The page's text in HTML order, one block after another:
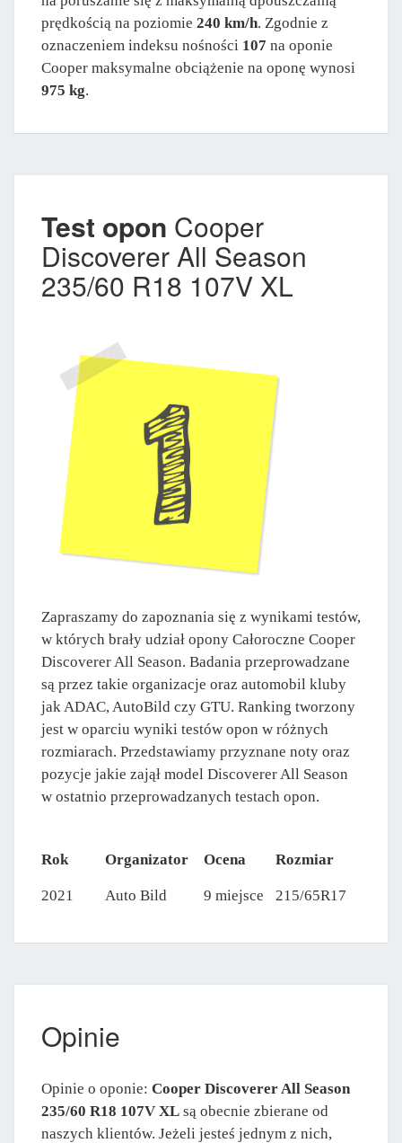
prędkością na poziomie 240 km/h. Zgodnie z
oznaczeniem indeksu nośności 107 na oponie
Cooper maksymalne obciążenie na oponę wynosi
975 kg.
Test opon Cooper
Discoverer All Season
235/60 R18 107V XL
Zapraszamy do zapoznania się z wynikami testów,
w których brały udział opony Całoroczne Cooper
Discoverer All Season. Badania przeprowadzane
są przez takie organizacje oraz automobil kluby
jak ADAC, AutoBild czy GTU. Ranking tworzony
jest w oparciu wyniki testów opon w różnych
rozmiarach. Przedstawiamy przyznane noty oraz
pozycje jakie zajął model Discoverer All Season
w ostatnio przeprowadzanych testach opon.
Rok Organizator Ocena Rozmiar
2021 Auto Bild 9 miejsce 215/65R17
Opinie
Opinie o oponie: Cooper Discoverer All Season
235/60 R18 107V XL są obecnie zbierane od
naszych klientów. Jeżeli jesteś jednym z nich,